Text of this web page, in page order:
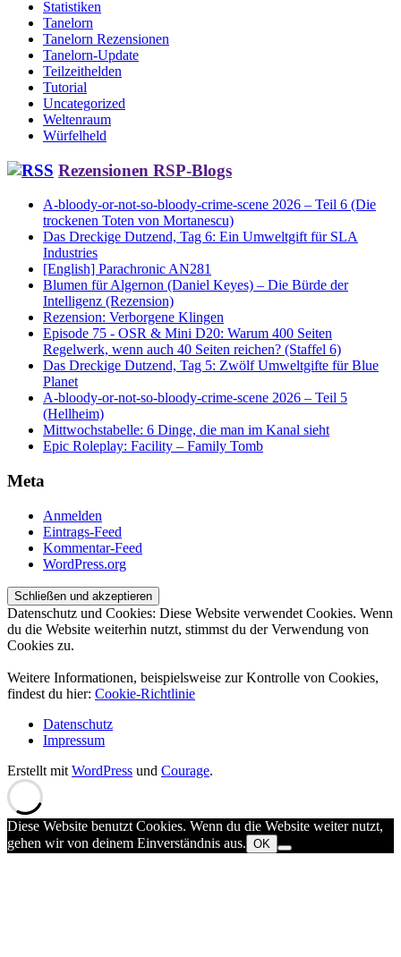
Statistiken
Tanelorn
Tanelorn Rezensionen
Tanelorn-Update
Teilzeithelden
Tutorial
Uncategorized
Weltenraum
Würfelheld
Rezensionen RSP-Blogs
A-bloody-or-not-so-bloody-crime-scene 2026 – Teil 6 (Die
trockenen Toten von Mortanescu)
Das Dreckige Dutzend, Tag 6: Ein Umweltgift für SLA
Industries
[English] Parachronic AN281
Blumen für Algernon (Daniel Keyes) – Die Bürde der
Intelligenz (Rezension)
Rezension: Verborgene Klingen
Episode 75 - OSR & Mini D20: Warum 400 Seiten
Regelwerk, wenn auch 40 Seiten reichen? (Staffel 6)
Das Dreckige Dutzend, Tag 5: Zwölf Umweltgifte für Blue
Planet
A-bloody-or-not-so-bloody-crime-scene 2026 – Teil 5
(Hellheim)
Mittwochstabelle: 6 Dinge, die man im Kanal sieht
Epic Roleplay: Facility – Family Tomb
Meta
Anmelden
Eintrags-Feed
Kommentar-Feed
WordPress.org
Datenschutz und Cookies: Diese Website verwendet Cookies. Wenn
du die Website weiterhin nutzt, stimmst du der Verwendung von
Cookies zu.
Weitere Informationen, beispielsweise zur Kontrolle von Cookies,
findest du hier: Cookie-Richtlinie
Datenschutz
Impressum
Erstellt mit WordPress und Courage.
Diese Website benutzt Cookies. Wenn du die Website weiter nutzt,
gehen wir von deinem Einverständnis aus. OK